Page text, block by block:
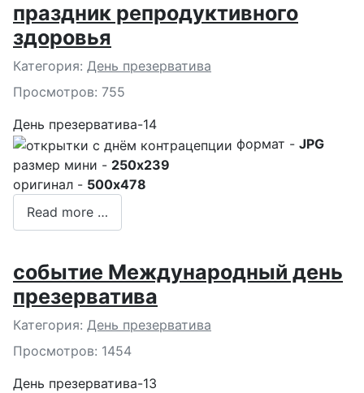
праздник репродуктивного
здоровья
Подробности
Категория: День презерватива
Просмотров: 755
День презерватива-14
формат - JPG
размер мини - 250x239
оригинал - 500x478
Read more …
событие Международный день
презерватива
Подробности
Категория: День презерватива
Просмотров: 1454
День презерватива-13